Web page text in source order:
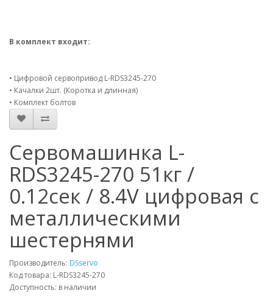
В комплект входит:
• Цифровой сервопривод L-RDS3245-270
• Качалки 2шт. (Коротка и длинная)
• Комплект болтов
Сервомашинка L-
RDS3245-270 51кг /
0.12сек / 8.4V цифровая с
металлическими
шестернями
Производитель: DSservo
Код товара: L-RDS3245-270
Доступность: в наличии